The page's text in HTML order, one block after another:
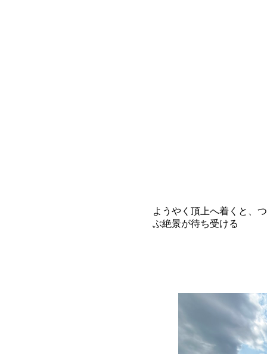
ようやく頂上へ着くと、
ぶ絶景が待ち受ける